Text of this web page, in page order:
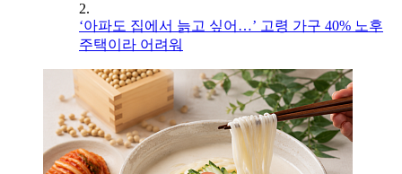
2.
‘아파도 집에서 늙고 싶어…’ 고령 가구 40% 노후
주택이라 어려워